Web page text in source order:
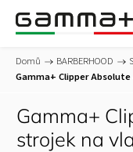
Domů / BARBERHOOD /
Gamma+ Clipper
Gamma+
strojek na